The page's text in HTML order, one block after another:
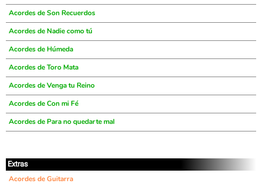
Acordes de Son Recuerdos
Acordes de Nadie como tú
Acordes de Húmeda
Acordes de Toro Mata
Acordes de Venga tu Reino
Acordes de Con mi Fé
Acordes de Para no quedarte mal
Extras
Acordes de Guitarra